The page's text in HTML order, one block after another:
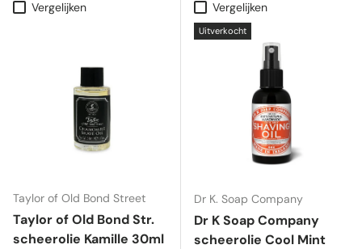
Vergelijken
Taylor of Old Bond Street
Taylor of Old Bond Str.
scheerolie Kamille 30ml
Vergelijken
Uitverkocht
Dr K. Soap Company
Dr K Soap Company
scheerolie Cool Mint